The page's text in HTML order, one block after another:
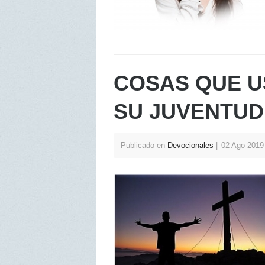
COSAS QUE
SU JUVENTUD
Publicado en Devocionales 02 Ago 2019